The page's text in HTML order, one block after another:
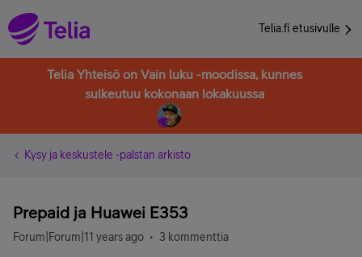
Telia.fi etusivulle
Telia Yhteisö on Vain luku -moodissa, kunnes
sulkeutuu kokonaan lokakuussa
Kysy ja keskustele -palstan arkisto
Prepaid ja Huawei E353
Forum|Forum|11 years ago 3 kommenttia